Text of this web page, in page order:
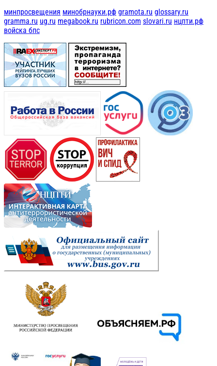
минпросвещения минобрнауки.рф gramota.ru glossary.ru
gramma.ru ug.ru megabook.ru rubricon.com slovari.ru нцпти.рф
войска бпс